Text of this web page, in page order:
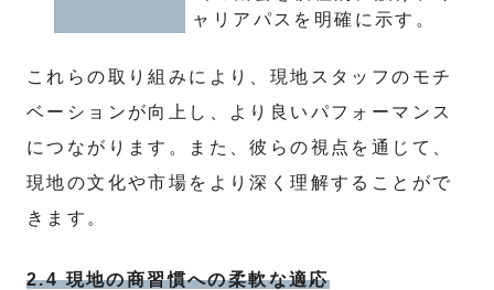
ャリアパスを明確に示す。
これらの取り組みにより、現地スタッフのモチ
ベーションが向上し、より良いパフォーマンス
につながります。また、彼らの視点を通じて、
現地の文化や市場をより深く理解することがで
きます。
2.4 現地の商習慣への柔軟な適応